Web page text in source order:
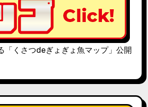
「くさつdeぎょぎょ魚マップ」公開